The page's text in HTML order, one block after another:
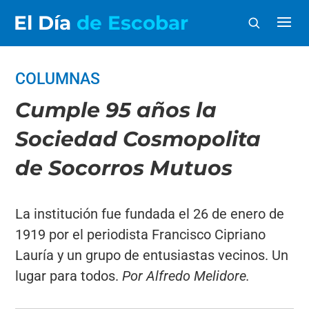
El Día de Escobar
COLUMNAS
Cumple 95 años la
Sociedad Cosmopolita
de Socorros Mutuos
La institución fue fundada el 26 de enero de
1919 por el periodista Francisco Cipriano
Lauría y un grupo de entusiastas vecinos. Un
lugar para todos.Por Alfredo Melidore.